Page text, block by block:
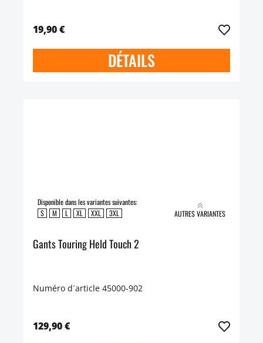
19,90 €
DÉTAILS
Disponible dans les variantes suivantes:
S
M L XL XXL 3XL AUTRES VARIANTES
Gants Touring Held Touch 2
Numéro d´article 45000-902
129,90 €